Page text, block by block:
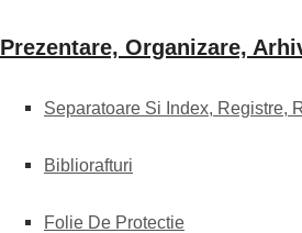
Prezentare, Organizare,
Separatoare Si Index, Registre,
Bibliorafturi
Folie De Protectie